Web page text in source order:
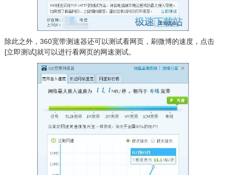
除此之外，360宽带测速器还可以测试看网页，刷微博的速度，点击
[立即测试]就可以进行看网页的网速测试。